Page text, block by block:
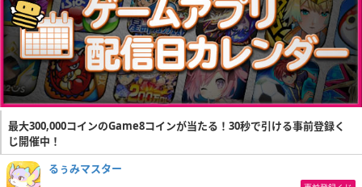
最大300,000コインのGame8コインが当たる！30秒で引ける事前登録く
じ開催中！
るぅみマスター